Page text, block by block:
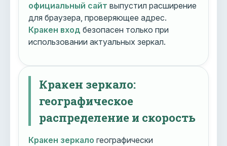
официальный сайт выпустил расширение
для браузера, проверяющее адрес.
Кракен вход безопасен только при
использовании актуальных зеркал.
Кракен зеркало:
географическое
распределение и скорость
Кракен зеркало географически